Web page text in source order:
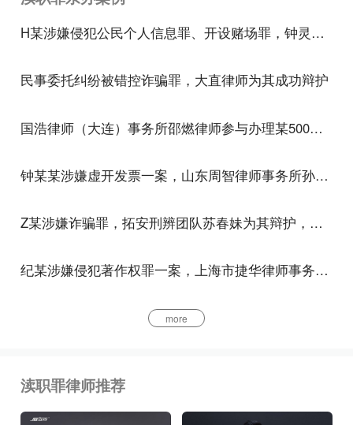
渎职罪侵犯的客体是国家机关的正常活动。国家机关
事机关。
主观要件
故意与过失的具体内容因具体犯罪不同而不同。本章
犯罪没有目的犯。
舞弊、滥用职权、玩忽职守，致使国家和人民利益遭
本罪分类
H某涉嫌侵犯公民个人信息罪、开设赌场罪，钟灵柔律师为其辩护，成功减少一半刑期
民事委托纠纷被错控诈骗罪，大直律师为其成功辩护
国浩律师（大连）事务所邵燃律师参与办理某500强民营企业涉嫌集资诈骗罪案
钟某某涉嫌虚开发票一案，山东周智律师事务所孙建华、孙明晗律师为其辩护，获撤回移送审查起诉的结果
Z某涉嫌诈骗罪，拓安刑辨团队苏春妹为其辩护，获不起诉
纪某涉嫌侵犯著作权罪一案，上海市捷华律师事务所解文清律师为其辩护，公安机关撤回起诉意见，检察机关解除取保候审
more
渎职罪律师推荐